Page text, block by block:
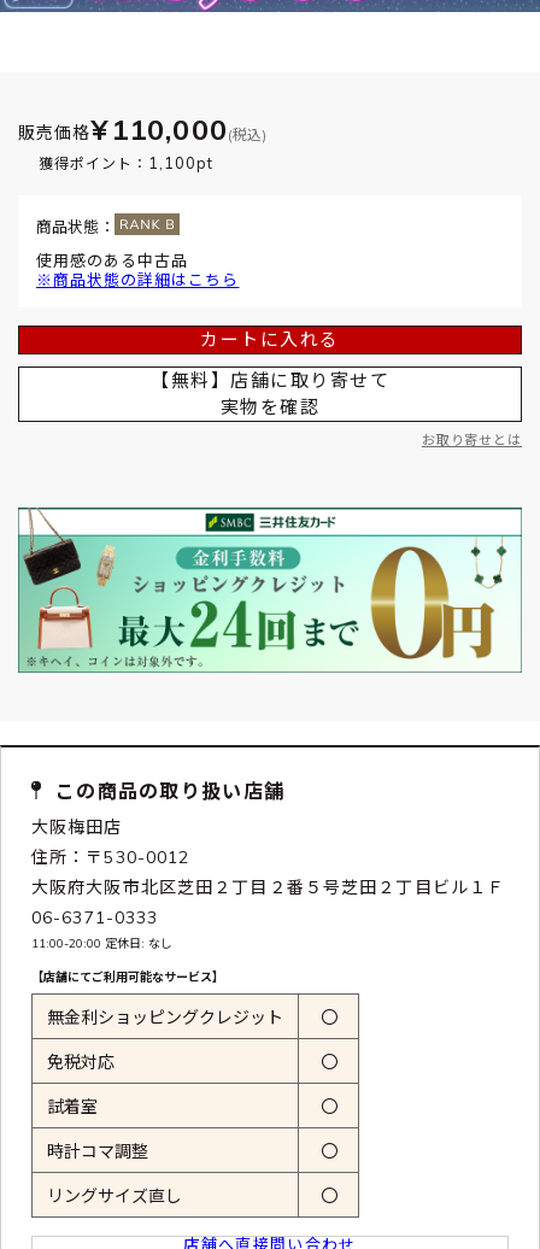
販売価格¥110,000 (税込)
獲得ポイント： 1,100pt
商品状態：
使用感のある中古品
※商品状態の詳細はこちら
カートに入れる
【無料】店舗に取り寄せて
実物を確認
お取り寄せとは
この商品の取り扱い店舗
大阪梅田店
住所：〒530-0012
大阪府大阪市北区芝田２丁目２番５号芝田２丁目ビル１Ｆ
06-6371-0333
11:00-20:00 定休日: なし
【店舗にてご利用可能なサービス】
無金利ショッピングクレジット 〇
免税対応 〇
試着室 〇
時計コマ調整 〇
リングサイズ直し 〇
店舗へ直接問い合わせ